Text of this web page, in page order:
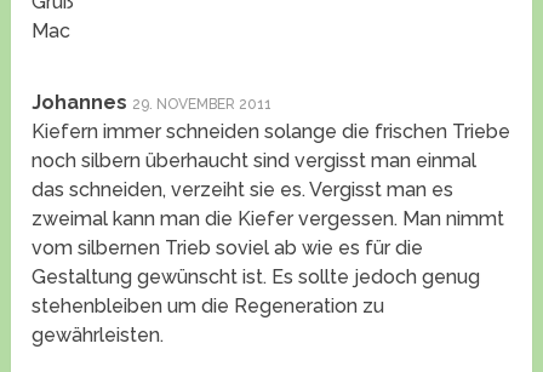
Mac
Johannes 29. NOVEMBER 2011
Kiefern immer schneiden solange die frischen Triebe
noch silbern überhaucht sind vergisst man einmal
das schneiden, verzeiht sie es. Vergisst man es
zweimal kann man die Kiefer vergessen. Man nimmt
vom silbernen Trieb soviel ab wie es für die
Gestaltung gewünscht ist. Es sollte jedoch genug
stehenbleiben um die Regeneration zu
gewährleisten.